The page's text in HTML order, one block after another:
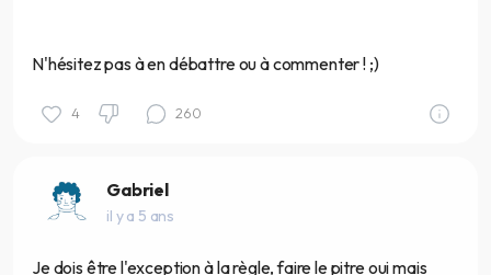
N'hésitez pas à en débattre ou à commenter ! ;)
4 260
Gabriel
il y a 5 ans
Je dois être l'exception à la règle, faire le pitre oui mais